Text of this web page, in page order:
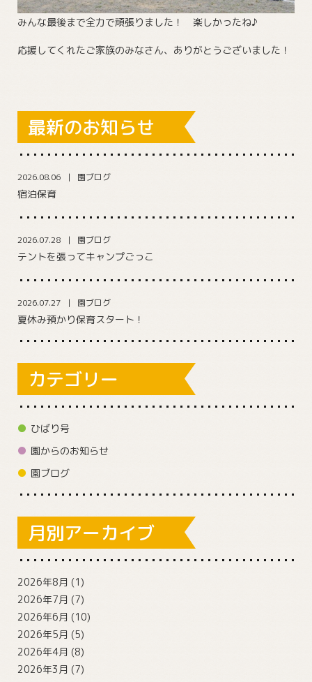
みんな最後まで全力で頑張りました！ 楽しかったね♪
応援してくれたご家族のみなさん、ありがとうございました！
最新のお知らせ
2026.08.06 園ブログ
宿泊保育
2026.07.28 園ブログ
テントを張ってキャンプごっこ
2026.07.27 園ブログ
夏休み預かり保育スタート！
カテゴリー
ひばり号
園からのお知らせ
園ブログ
月別アーカイブ
2026年8月 (1)
2026年7月 (7)
2026年6月 (10)
2026年5月 (5)
2026年4月 (8)
2026年3月 (7)